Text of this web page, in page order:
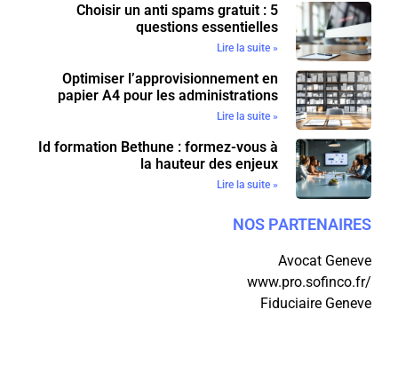
Choisir un anti spams gratuit : 5
questions essentielles
Lire la suite »
Optimiser l’approvisionnement en
papier A4 pour les administrations
Lire la suite »
Id formation Bethune : formez-vous à
la hauteur des enjeux
Lire la suite »
NOS PARTENAIRES
Avocat Geneve
www.pro.sofinco.fr/
Fiduciaire Geneve